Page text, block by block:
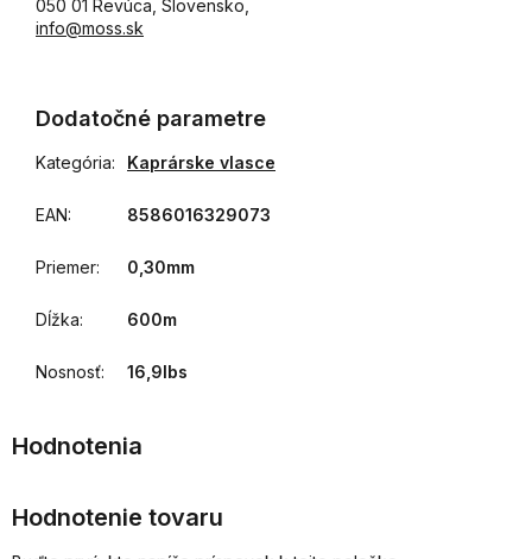
050 01 Revúca, Slovensko,
info@moss.sk
Dodatočné parametre
Kategória: Kaprárske vlasce
EAN: 8586016329073
Priemer: 0,30mm
Dĺžka: 600m
Nosnosť: 16,9lbs
Hodnotenie tovaru